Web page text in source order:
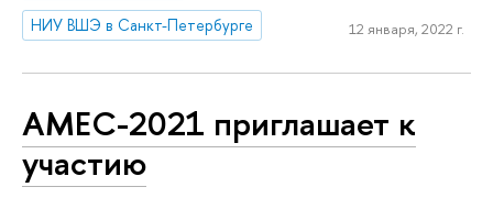
НИУ ВШЭ в Санкт-Петербурге
12 января, 2022 г.
AMEC-2021 приглашает к
участию